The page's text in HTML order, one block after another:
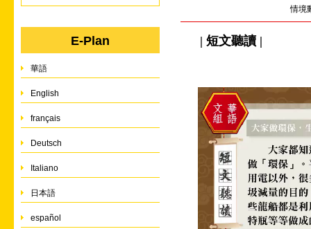
E-Plan
華語
English
français
Deutsch
Italiano
日本語
español
情境
| 短文聽讀 |